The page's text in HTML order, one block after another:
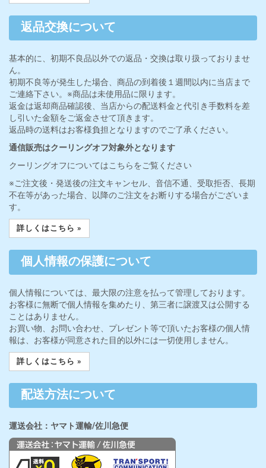
返品交換について
基本的に、初期不良品以外での返品・交換は取り扱っておりませ
ん。
初期不良等が発生した場合、商品の到着後１週間以内に当店まで
ご連絡下さい。※商品は未使用品に限ります。
返金は返却商品確認後、当店からの配送料金と代引き手数料を差
し引いた金額をご返金させて頂きます。
返品時の送料はお客様負担となりますのでご了承ください。
通信販売はクーリングオフ対象外となります
クーリングオフについてはこちらをご覧ください
※ご注文後・発送後の注文キャンセル、音信不通、受取拒否、長期
不在等があった場合、以降のご注文をお断りする場合がございま
す。
詳しくはこちら »
個人情報の保護について
個人情報については、最大限の注意を払って管理しております。
お客様に無断で個人情報を集めたり、第三者に譲渡又は公開する
ことはありません。
お買い物、お問い合わせ、プレゼント等で頂いたお客様の個人情
報は、お客様が同意された目的以外には一切使用しません。
詳しくはこちら »
配送方法について
運送会社：ヤマト運輸/佐川急便